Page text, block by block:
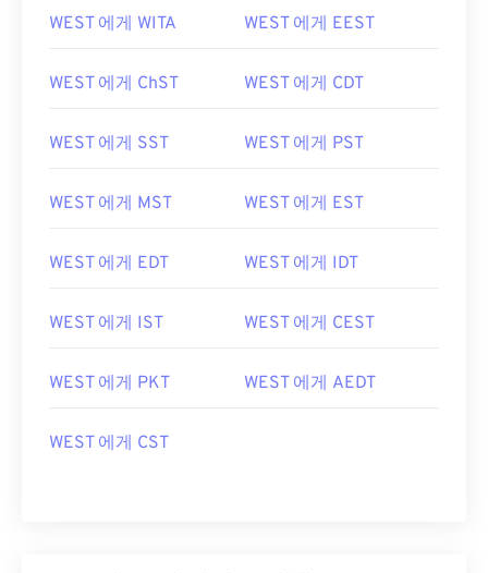
WEST 에게 WITA WEST 에게 EEST
WEST 에게 ChST WEST 에게 CDT
WEST 에게 SST WEST 에게 PST
WEST 에게 MST WEST 에게 EST
WEST 에게 EDT WEST 에게 IDT
WEST 에게 IST WEST 에게 CEST
WEST 에게 PKT WEST 에게 AEDT
WEST 에게 CST